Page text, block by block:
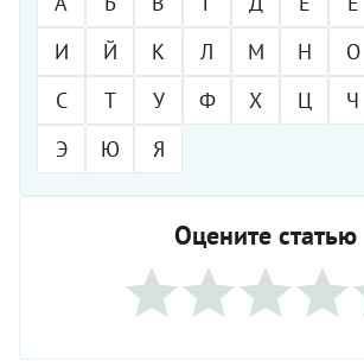
И
Й К Л М Н О
С
Т У Ф Х Ц Ч
Э
Ю Я
Оцените статью